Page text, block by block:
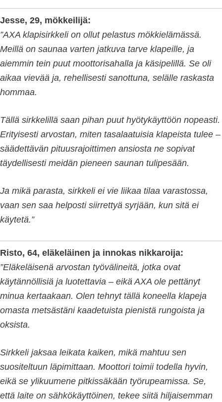
Jesse, 29, mökkeilijä:
”AXA klapisirkkeli on ollut pelastus mökkielämässä.
Meillä on saunaa varten jatkuva tarve klapeille, ja
aiemmin tein puut moottorisahalla ja käsipelillä. Se oli
aikaa vievää ja, rehellisesti sanottuna, selälle raskasta
hommaa.
Tällä sirkkelillä saan pihan puut hyötykäyttöön nopeasti.
Erityisesti arvostan, miten tasalaatuisia klapeista tulee –
säädettävän pituusrajoittimen ansiosta ne sopivat
täydellisesti meidän pieneen saunan tulipesään.
Ja mikä parasta, sirkkeli ei vie liikaa tilaa varastossa,
vaan sen saa helposti siirrettyä syrjään, kun sitä ei
käytetä.”
Risto, 64, eläkeläinen ja innokas nikkaroija:
”Eläkeläisenä arvostan työvälineitä, jotka ovat
käytännöllisiä ja luotettavia – eikä AXA ole pettänyt
minua kertaakaan. Olen tehnyt tällä koneella klapeja
omasta metsästäni kaadetuista pienistä rungoista ja
oksista.
Sirkkeli jaksaa leikata kaiken, mikä mahtuu sen
suositeltuun läpimittaan. Moottori toimii todella hyvin,
eikä se ylikuumene pitkissäkään työrupeamissa. Se,
että laite on sähkökäyttöinen, tekee siitä hiljaisemman